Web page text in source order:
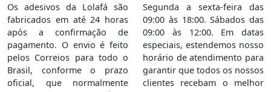
Os adesivos da Lolafá são
fabricados em até 24 horas
após a confirmação de
pagamento. O envio é feito
pelos Correios para todo o
Brasil, conforme o prazo
oficial, que normalmente
Segunda a sexta-feira das
09:00 às 18:00. Sábados das
09:00 às 12:00. Em datas
especiais, estendemos nosso
horário de atendimento para
garantir que todos os nossos
clientes recebam o melhor